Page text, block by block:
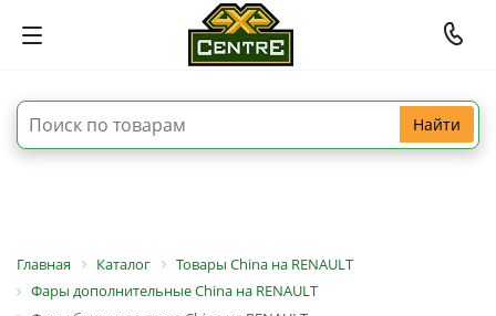
Найти
Главная Каталог
Товары China на RENAULT
Фары дополнительные China на RENAULT